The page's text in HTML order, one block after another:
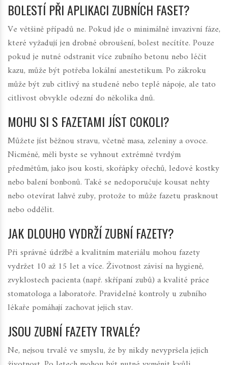
BOLESTÍ PŘI APLIKACI ZUBNÍCH FASET?
Ve většině případů ne. Pokud jde o minimálně invazivní fáze,
které vyžadují jen drobné obroušení, bolest necítíte. Pouze
pokud je nutné odstranit více zubního betonu nebo léčit
kazu, může být potřeba lokální anestetikum. Po zákroku
může být zub citlivý na studené nebo teplé nápoje, ale tato
citlivost obvykle odezní do několika dnů.
MOHU SI S FAZETAMI JÍST COKOLI?
Můžete jíst běžnou stravu, včetně masa, zeleniny a ovoce.
Nicméně, měli byste se vyhnout extrémně tvrdým
předmětům, jako jsou kosti, skořápky ořechů, ledové kostky
nebo balení bonbonů. Také se nedoporučuje kousat nehty
nebo otevírat lahvě zuby, protože to může fazetu prasknout
nebo oddělit.
JAK DLOUHO VYDRŽÍ ZUBNÍ FAZETY?
Při správné údržbě a kvalitním materiálu mohou fazety
vydržet 10 až 15 let a více. Životnost závisí na hygieně,
zvyklostech pacienta (např. skřípaní zubů) a kvalité práce
stomatologa a laboratoře. Pravidelné kontroly u zubního
lékaře pomáhají zachovat jejich stav.
JSOU ZUBNÍ FAZETY TRVALÉ?
Ne, nejsou trvalé ve smyslu, že by nikdy nevypršela jejich